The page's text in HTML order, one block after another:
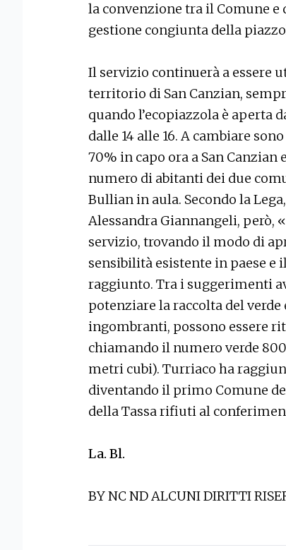
la convenzione tra il Comune e
gestione congiunta della
Il servizio continuerà a essere
territorio di San Canzian,
quando l’ecopiazzola è aperta
dalle 14 alle 16. A cambiare
70% in capo ora a San
numero di abitanti dei due
Bullian in aula. Secondo la
Alessandra Giannangeli, però,
servizio, trovando il modo di
sensibilità esistente in paese
raggiunto. Tra i suggerimenti
potenziare la raccolta del
ingombranti, possono essere
chiamando il numero verde
metri cubi). Turriaco ha
diventando il primo Comune
della Tassa rifiuti al
La. Bl.
BY NC ND ALCUNI DIRITTI